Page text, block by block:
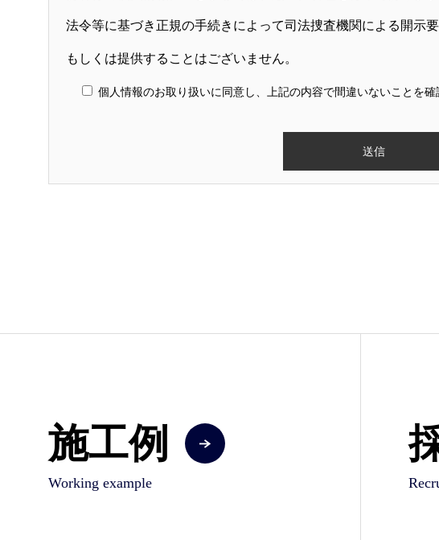
法令等に基づき正規の手続きによって司法捜査機関による開示
もしくは提供することはございません。
個人情報のお取り扱いに同意し、上記の内容で間違いないことを確
施工例
Working example